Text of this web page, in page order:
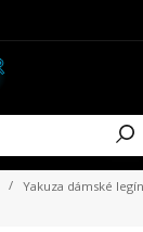
Yakuza dámské